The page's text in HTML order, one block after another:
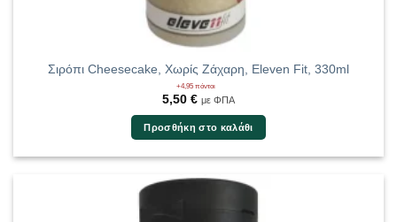
Σιρόπι Cheesecake, Χωρίς Ζάχαρη, Eleven Fit, 330ml
+4,95 πόντοι
5,50 € με ΦΠΑ
Προσθήκη στο καλάθι